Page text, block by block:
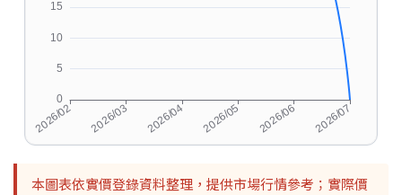
本圖表依實價登錄資料整理，提供市場行情參考；實際價